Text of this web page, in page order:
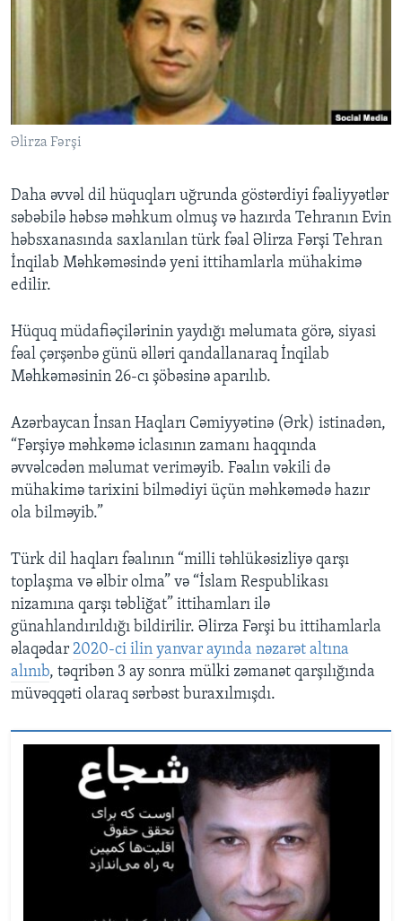
Əlirza Fərşi
Daha əvvəl dil hüquqları uğrunda göstərdiyi fəaliyyətlər
səbəbilə həbsə məhkum olmuş və hazırda Tehranın Evin
həbsxanasında saxlanılan türk fəal Əlirza Fərşi Tehran
İnqilab Məhkəməsində yeni ittihamlarla mühakimə
edilir.
Hüquq müdafiəçilərinin yaydığı məlumata görə, siyasi
fəal çərşənbə günü əlləri qandallanaraq İnqilab
Məhkəməsinin 26-cı şöbəsinə aparılıb.
Azərbaycan İnsan Haqları Cəmiyyətinə (Ərk) istinadən,
“Fərşiyə məhkəmə iclasının zamanı haqqında
əvvəlcədən məlumat veriməyib. Fəalın vəkili də
mühakimə tarixini bilmədiyi üçün məhkəmədə hazır
ola bilməyib.”
Türk dil haqları fəalının “milli təhlükəsizliyə qarşı
toplaşma və əlbir olma” və “İslam Respublikası
nizamına qarşı təbliğat” ittihamları ilə
günahlandırıldığı bildirilir. Əlirza Fərşi bu ittihamlarla
əlaqədar 2020-ci ilin yanvar ayında nəzarət altına
alınıb, təqribən 3 ay sonra mülki zəmanət qarşılığında
müvəqqəti olaraq sərbəst buraxılmışdı.